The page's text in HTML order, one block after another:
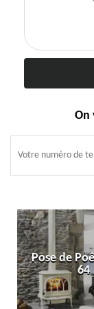
On
Pose de
64